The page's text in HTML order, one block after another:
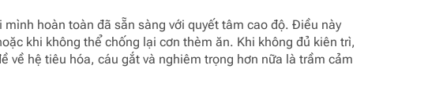
hoàn toàn đã sẵn sàng với quyết tâm cao độ. Điều này
khi không thể chống lại cơn thèm ăn. Khi không đủ kiên trì,
về hệ tiêu hóa, cáu gắt và nghiêm trọng hơn nữa là trầm cảm